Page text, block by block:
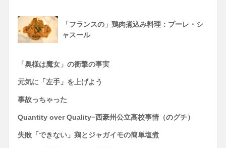
「フランスの」鶏肉煮込み料理：プーレ・シ
ャスール
「奥様は魔女」の衝撃の事実
元気に「左手」を上げよう
事故っちゃった
Quantity over Quality−西豪州公立高校事情（のグチ）
失敗「できない」鶏とジャガイモの簡単塩煮